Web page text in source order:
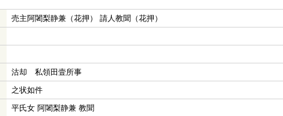
売主阿闍梨静兼（花押） 請人教聞（花押）
沽却 私領田壹所事
之状如件
平氏女 阿闍梨静兼 教聞